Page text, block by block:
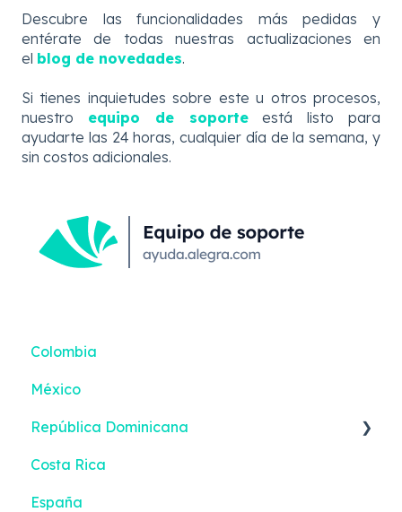
Descubre las
funcionalidades más pedidas y
entérate de todas nuestras actualizaciones en
el blog de novedades.
Si tienes inquietudes sobre este u otros procesos,
nuestro equipo de soporteestá listo para
ayudarte las 24 horas, cualquier día de la semana, y
sin costos adicionales.
Colombia
México
República Dominicana
Reportes inteligentes
Costa Rica
España